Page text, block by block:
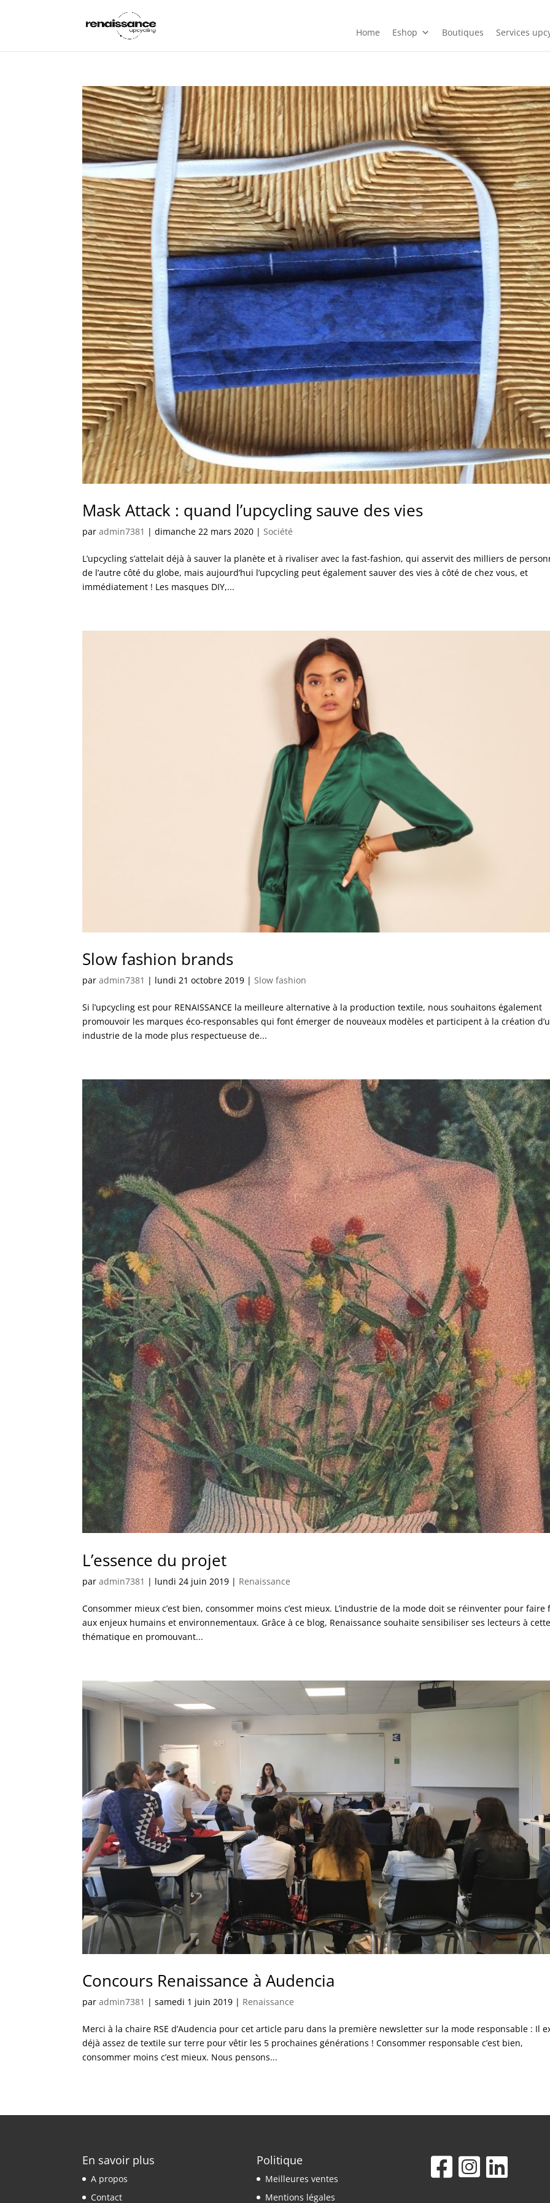
Home Eshop Boutiques Services
Mask Attack : quand l’upcycling sauve des vies
paradmin7381 |dimanche 22 mars 2020 |Société
L’upcycling s’attelait déjà à sauver la planète et à rivaliser avec la fast-fashion, qui asservit des milliers de
de l’autre côté du globe, mais aujourd’hui l’upcycling peut également sauver des vies à côté de chez vous, et
immédiatement ! Les masques DIY,...
Slow fashion brands
paradmin7381 | lundi 21 octobre 2019 |Slow fashion
Si l’upcycling est pour RENAISSANCE la meilleure alternative à la production textile, nous souhaitons également
promouvoir les marques éco-responsables qui font émerger de nouveaux modèles et participent à la création
industrie de la mode plus respectueuse de...
L’essence du projet
paradmin7381 | lundi 24 juin 2019 | Renaissance
Consommer mieux c’est bien, consommer moins c’est mieux. L’industrie de la mode doit se réinventer pour faire
aux enjeux humains et environnementaux. Grâce à ce blog, Renaissance souhaite sensibiliser ses lecteurs à
thématique en promouvant...
Concours Renaissance à Audencia
paradmin7381 |samedi 1 juin 2019 | Renaissance
Merci à la chaire RSE d’Audencia pour cet article paru dans la première newsletter sur la mode responsable : Il
déjà assez de textile sur terre pour vêtir les 5 prochaines générations ! Consommer responsable c’est bien,
consommer moins c’est mieux. Nous pensons...
En savoir plus
A propos
Contact
Politique
Meilleures ventes
Mentions légales